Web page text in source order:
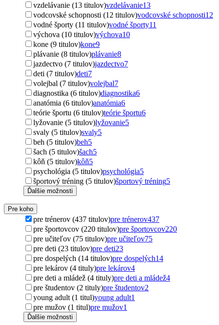
vzdelávanie (13 titulov)vzdelávanie13
vodcovské schopnosti (12 titulov)vodcovské schopnosti12
vodné športy (11 titulov)vodné športy11
výchova (10 titulov)výchova10
kone (9 titulov)kone9
plávanie (8 titulov)plávanie8
jazdectvo (7 titulov)jazdectvo7
deti (7 titulov)deti7
volejbal (7 titulov)volejbal7
diagnostika (6 titulov)diagnostika6
anatómia (6 titulov)anatómia6
teórie športu (6 titulov)teórie športu6
lyžovanie (5 titulov)lyžovanie5
svaly (5 titulov)svaly5
beh (5 titulov)beh5
šach (5 titulov)šach5
kôň (5 titulov)kôň5
psychológia (5 titulov)psychológia5
športový tréning (5 titulov)športový tréning5
Ďalšie možnosti
Pre koho
pre trénerov (437 titulov)pre trénerov437
pre športovcov (220 titulov)pre športovcov220
pre učiteľov (75 titulov)pre učiteľov75
pre deti (23 titulov)pre deti23
pre dospelých (14 titulov)pre dospelých14
pre lekárov (4 tituly)pre lekárov4
pre deti a mládež (4 tituly)pre deti a mládež4
pre študentov (2 tituly)pre študentov2
young adult (1 titul)young adult1
pre mužov (1 titul)pre mužov1
Ďalšie možnosti